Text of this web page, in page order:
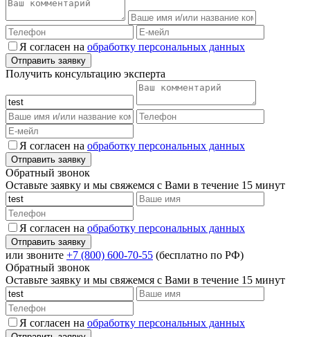
Я согласен на обработку персональных данных
Получить консультацию эксперта
Я согласен на обработку персональных данных
Обратный звонок
Оставьте заявку и мы свяжемся с Вами в течение 15 минут
Я согласен на обработку персональных данных
или звоните +7 (800) 600-70-55 (бесплатно по РФ)
Обратный звонок
Оставьте заявку и мы свяжемся с Вами в течение 15 минут
Я согласен на обработку персональных данных